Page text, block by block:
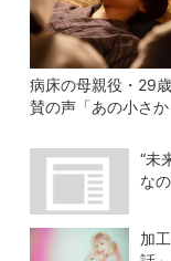
病床の母親役・29
賛の声「あの小さか
ちゃんが…」朝ド
みじみ
“未
な
加